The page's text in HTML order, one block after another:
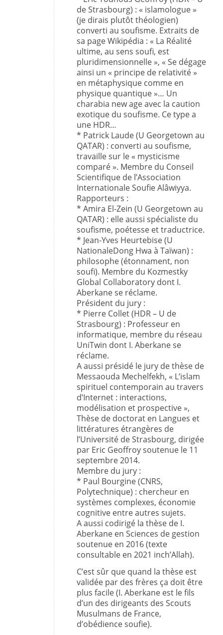
de Strasbourg) : « islamologue »
(je dirais plutôt théologien)
converti au soufisme. Extraits de
sa page Wikipédia : « La Réalité
ultime, au sens soufi, est
pluridimensionnelle », « Se dégage
ainsi un « principe de relativité »
en métaphysique comme en
physique quantique »… Un
charabia new age avec la caution
exotique du soufisme. Ce type a
une HDR…
* Patrick Laude (U Georgetown au
QATAR) : converti au soufisme,
travaille sur le « mysticisme
comparé ». Membre du Conseil
Scientifique de l’Association
Internationale Soufie Alâwiyya.
Rapporteurs :
* Amira El-Zein (U Georgetown au
QATAR) : elle aussi spécialiste du
soufisme, poétesse et traductrice.
* Jean-Yves Heurtebise (U
NationaleDong Hwa à Taïwan) :
philosophe (étonnament, non
soufi). Membre du Kozmestky
Global Collaboratory dont I.
Aberkane se réclame.
Président du jury :
* Pierre Collet (HDR – U de
Strasbourg) : Professeur en
informatique, membre du réseau
UniTwin dont I. Aberkane se
réclame.
A aussi présidé le jury de thèse de
Messaouda Mechelfekh, « L’islam
spirituel contemporain au travers
d’Internet : interactions,
modélisation et prospective »,
Thèse de doctorat en Langues et
littératures étrangères de
l’Université de Strasbourg, dirigée
par Eric Geoffroy soutenue le 11
septembre 2014.
Membre du jury :
* Paul Bourgine (CNRS,
Polytechnique) : chercheur en
systèmes complexes, économie
cognitive entre autres sujets.
A aussi codirigé la thèse de I.
Aberkane en Sciences de gestion
soutenue en 2016 (texte
consultable en 2021 inch’Allah).
C’est sûr que quand la thèse est
validée par des frères ça doit être
plus facile (I. Aberkane est le fils
d’un des dirigeants des Scouts
Musulmans de France,
d’obédience soufie).